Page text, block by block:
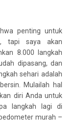
penting untuk
tapi saya akan
8.000 langkah
dipasang, dan
sehari adalah
Mulailah hal
diri Anda untuk
langkah lagi di
murah –